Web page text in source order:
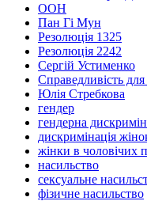
ООН
Пан Гі Мун
Резолюція 1325
Резолюція 2242
Сергій Устименко
Справедливість для
Юлія Стребкова
гендер
гендерна
дискримінація
жінки в чоловічих
насильство
сексуальне
фізичне насильство